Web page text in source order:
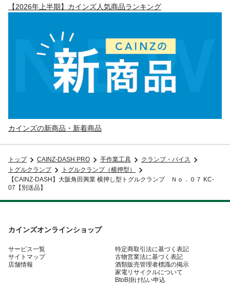
【2026年上半期】カインズ人気商品ランキング
カインズの新商品・新着商品
トップ CAINZ-DASH PRO 手作業工具
クランプ・バイス
トグルクランプ
トグルクランプ（横押型）
【CAINZ-DASH】大阪角田興業 横押し型トグルクランプ Ｎｏ．０７ KC-
07【別送品】
カインズオンラインショップ
サービス一覧
サイトマップ
店舗情報
特定商取引法に基づく表記
古物営業法に基づく表記
酒類販売管理者標識の掲示
家電リサイクルについて
BtoB掛け払い申込